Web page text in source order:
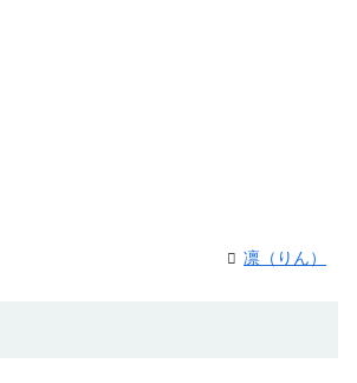
凛（りん）